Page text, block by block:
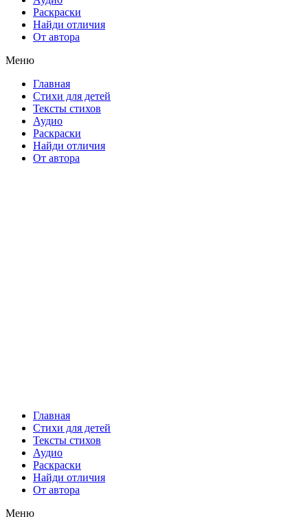
Раскраски
Найди отличия
От автора
Меню
Главная
Стихи для детей
Тексты стихов
Аудио
Раскраски
Найди отличия
От автора
Главная
Стихи для детей
Тексты стихов
Аудио
Раскраски
Найди отличия
От автора
Меню